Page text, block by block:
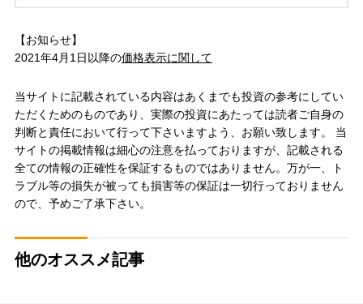
【お知らせ】
2021年4月1日以降の価格表示に関して
当サイトに記載されている内容はあくまでも投資の参考にしてい
ただくためのものであり、実際の投資にあたっては読者ご自身の
判断と責任において行って下さいますよう、お願い致します。 当
サイトの掲載情報は細心の注意を払っておりますが、記載される
全ての情報の正確性を保証するものではありません。万が一、ト
ラブル等の損失が被っても損害等の保証は一切行っておりません
ので、予めご了承下さい。
他のオススメ記事